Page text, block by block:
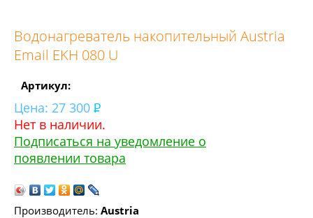
Водонагреватель накопительный Austria
Email EKH 080 U
Артикул:
Цена: 27 300
Нет в наличии.
Подписаться на уведомление о
появлении товара
Производитель: Austria